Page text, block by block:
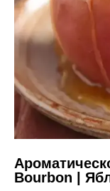
Bourbon |